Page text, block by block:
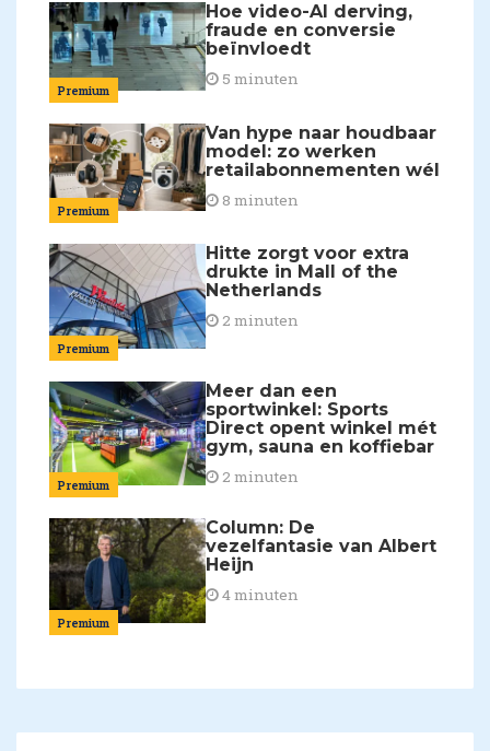
Premium
Hoe video-AI derving,
fraude en conversie
beïnvloedt
5 minuten
Premium
Van hype naar houdbaar
model: zo werken
retailabonnementen wél
8 minuten
Premium
Hitte zorgt voor extra
drukte in Mall of the
Netherlands
2 minuten
Premium
Meer dan een
sportwinkel: Sports
Direct opent winkel mét
gym, sauna en koffiebar
2 minuten
Premium
Column: De
vezelfantasie van Albert
Heijn
4 minuten